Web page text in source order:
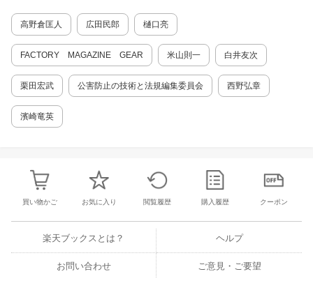
高野倉匡人 広田民郎 樋口亮
FACTORY MAGAZINE GEAR 米山則一 白井友次
栗田宏武 公害防止の技術と法規編集委員会 西野弘章
濱崎竜英
買い物かご お気に入り 閲覧履歴 購入履歴 クーポン
楽天ブックスとは？ ヘルプ
お問い合わせ ご意見・ご要望